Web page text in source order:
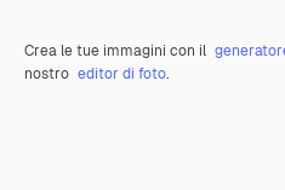
Crea le tue immagini con il
nostro editor di foto.